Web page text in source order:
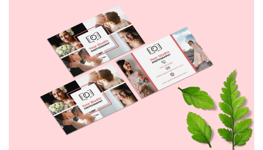
Please select
Free Template #51
Wedding Photography Templates
Free download